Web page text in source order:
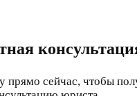
прямо сейчас, чтобы